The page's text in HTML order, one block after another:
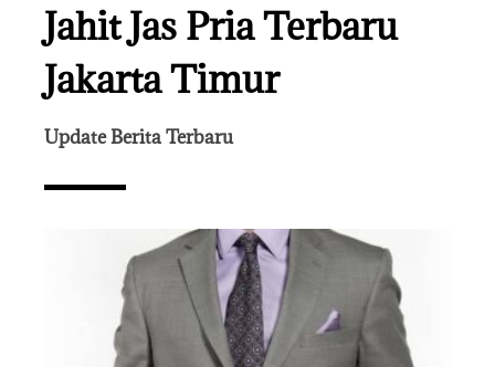
Jahit Jas Pria Terbaru
Jakarta Timur
Update Berita Terbaru